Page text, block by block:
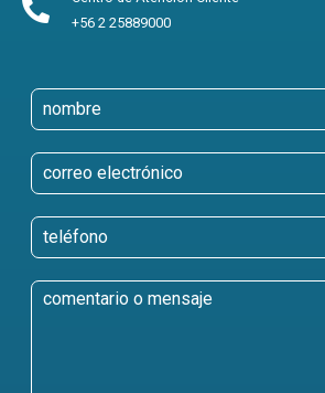
+56 2 25889000